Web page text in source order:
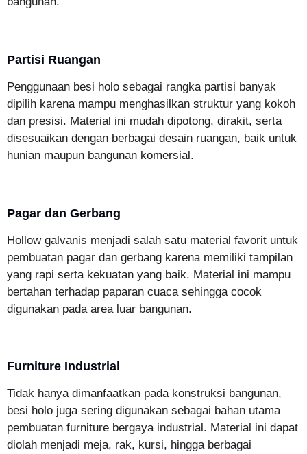
Partisi Ruangan
Penggunaan besi holo sebagai rangka partisi banyak
dipilih karena mampu menghasilkan struktur yang kokoh
dan presisi. Material ini mudah dipotong, dirakit, serta
disesuaikan dengan berbagai desain ruangan, baik untuk
hunian maupun bangunan komersial.
Pagar dan Gerbang
Hollow galvanis menjadi salah satu material favorit untuk
pembuatan pagar dan gerbang karena memiliki tampilan
yang rapi serta kekuatan yang baik. Material ini mampu
bertahan terhadap paparan cuaca sehingga cocok
digunakan pada area luar bangunan.
Furniture Industrial
Tidak hanya dimanfaatkan pada konstruksi bangunan,
besi holo juga sering digunakan sebagai bahan utama
pembuatan furniture bergaya industrial. Material ini dapat
diolah menjadi meja, rak, kursi, hingga berbagai